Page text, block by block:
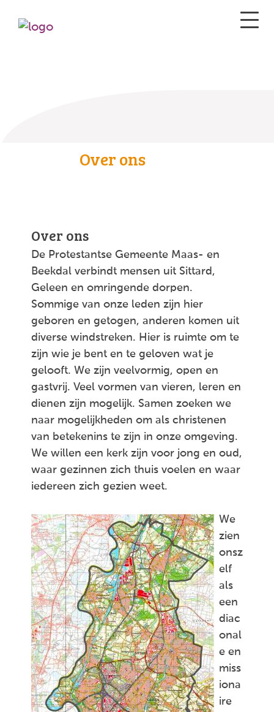
Over ons
Over ons
De Protestantse Gemeente Maas- en
Beekdal verbindt mensen uit Sittard,
Geleen en omringende dorpen.
Sommige van onze leden zijn hier
geboren en getogen, anderen komen uit
diverse windstreken. Hier is ruimte om te
zijn wie je bent en te geloven wat je
gelooft. We zijn veelvormig, open en
gastvrij. Veel vormen van vieren, leren en
dienen zijn mogelijk. Samen zoeken we
naar mogelijkheden om als christenen
van betekenins te zijn in onze omgeving.
We willen een kerk zijn voor jong en oud,
waar gezinnen zich thuis voelen en waar
iedereen zich gezien weet.
We
zien
onsz
elf
als
een
diac
onal
e en
miss
iona
ire